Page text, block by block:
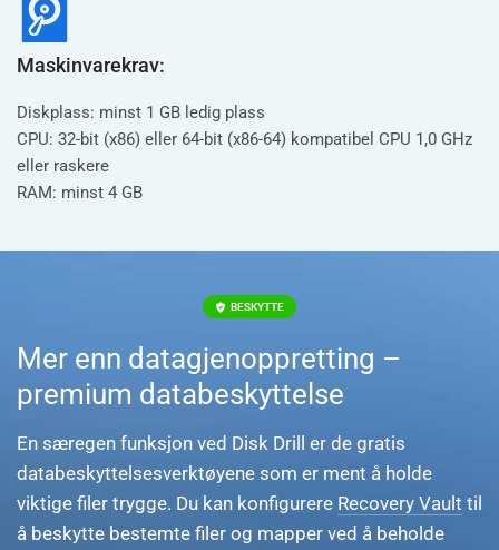
Maskinvarekrav:
Diskplass: minst 1 GB ledig plass
CPU: 32-bit (x86) eller 64-bit (x86-64) kompatibel CPU 1,0 GHz
eller raskere
RAM: minst 4 GB
BESKYTTE
Mer enn datagjenoppretting –
premium databeskyttelse
En særegen funksjon ved Disk Drill er de gratis
databeskyttelsesverktøyene som er ment å holde
viktige filer trygge. Du kan konfigurere Recovery Vault til
å beskytte bestemte filer og mapper ved å beholde